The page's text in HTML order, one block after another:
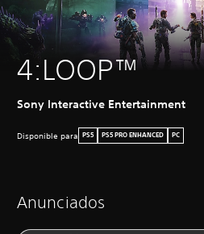
4:LOOP™
Sony Interactive Entertainment
Disponible para PS5 PS5 PRO ENHANCED PC
Anunciados